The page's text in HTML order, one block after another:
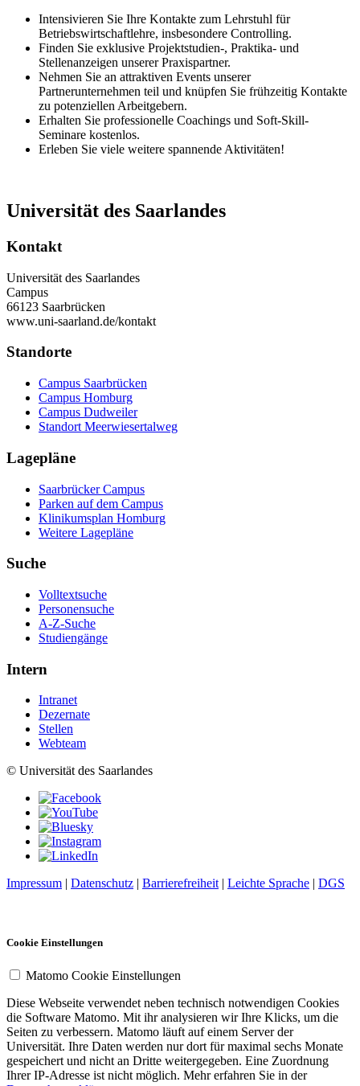
Intensivieren Sie Ihre Kontakte zum Lehrstuhl für
Betriebswirtschaftlehre, insbesondere Controlling.
Finden Sie exklusive Projektstudien-, Praktika- und
Stellenanzeigen unserer Praxispartner.
Nehmen Sie an attraktiven Events unserer
Partnerunternehmen teil und knüpfen Sie frühzeitig Kontakte
zu potenziellen Arbeitgebern.
Erhalten Sie professionelle Coachings und Soft-Skill-
Seminare kostenlos.
Erleben Sie viele weitere spannende Aktivitäten!
Universität des Saarlandes
Kontakt
Universität des Saarlandes
Campus
66123 Saarbrücken
www.uni-saarland.de/kontakt
Standorte
Campus Saarbrücken
Campus Homburg
Campus Dudweiler
Standort Meerwiesertalweg
Lagepläne
Saarbrücker Campus
Parken auf dem Campus
Klinikumsplan Homburg
Weitere Lagepläne
Suche
Volltextsuche
Personensuche
A-Z-Suche
Studiengänge
Intern
Intranet
Dezernate
Stellen
Webteam
© Universität des Saarlandes
Impressum | Datenschutz | Barrierefreiheit| Leichte Sprache | DGS
Cookie Einstellungen
Matomo Cookie Einstellungen
Diese Webseite verwendet neben technisch notwendigen Cookies
die Software Matomo. Mit ihr analysieren wir Ihre Klicks, um die
Seiten zu verbessern. Matomo läuft auf einem Server der
Universität. Ihre Daten werden nur dort für maximal sechs Monate
gespeichert und nicht an Dritte weitergegeben. Eine Zuordnung
Ihrer IP-Adresse ist nicht möglich. Mehr erfahren Sie in der